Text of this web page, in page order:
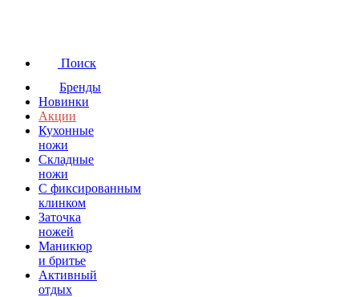
Поиск
Бренды
Новинки
Акции
Кухонные
ножи
Складные
ножи
C фиксированным
клинком
Заточка
ножей
Маникюр
и бритье
Активный
отдых